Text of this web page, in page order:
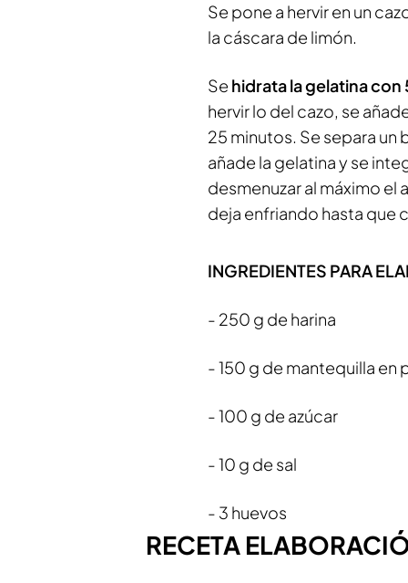
Se pone a hervir en un
la cáscara de limón.
Se hidrata la gelatina con
hervir lo del cazo, se
25 minutos. Se separa un
añade la gelatina y se
desmenuzar al máximo el
deja enfriando hasta que
INGREDIENTES PARA
- 250 g de harina
- 150 g de mantequilla en
- 100 g de azúcar
- 10 g de sal
- 3 huevos
RECETA